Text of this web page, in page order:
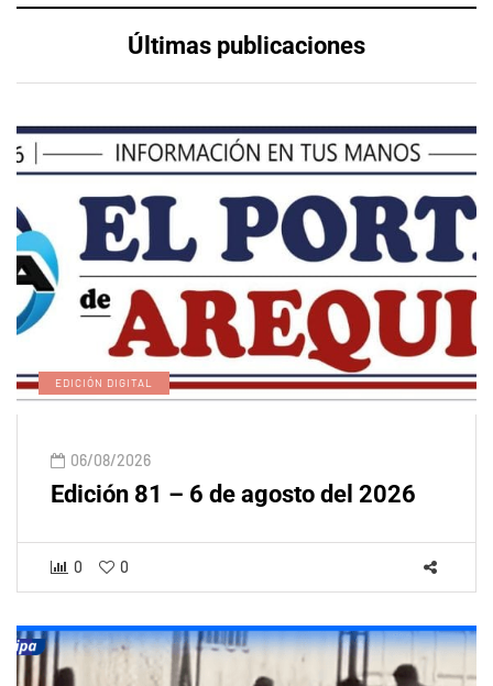
Últimas publicaciones
EDICIÓN DIGITAL
06/08/2026
Edición 81 – 6 de agosto del 2026
0 0